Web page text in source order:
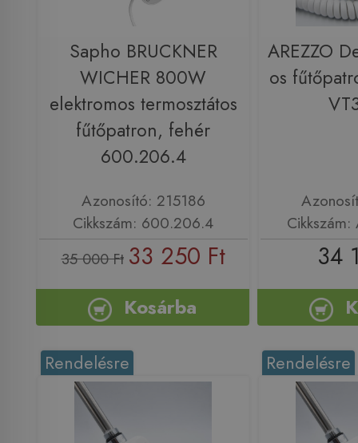
Sapho BRUCKNER
WICHER 800W
elektromos termosztátos
fűtőpatron, fehér
600.206.4
Azonosító: 215186
Cikkszám: 600.206.4
35 000 Ft 33 250 Ft
Kosárba
AREZZO
os
34
Rendelésre Rendelésre